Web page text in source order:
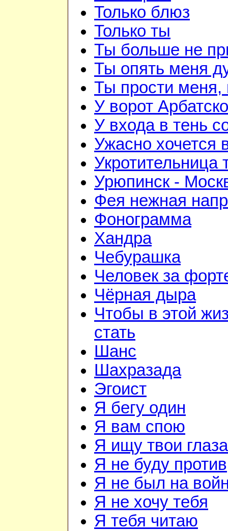
Только блюз
Только ты
Ты больше не
Ты опять меня
Ты прости
У ворот
У входа в тень
Ужасно хочется
Укротительница
Урюпинск -
Фея нежная
Фонограмма
Хандра
Чебурашка
Человек за
Чёрная дыра
Чтобы в этой
стать
Шанс
Шахразада
Эгоист
Я бегу один
Я вам спою
Я ищу твои глаза
Я не буду против
Я не был на
Я не хочу тебя
Я тебя читаю